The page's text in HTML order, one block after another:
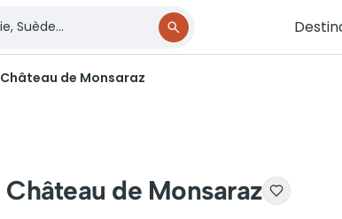
Château de Monsaraz
Château de Monsaraz